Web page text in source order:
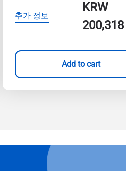
추가 정보
KRW
200,318
Add to cart